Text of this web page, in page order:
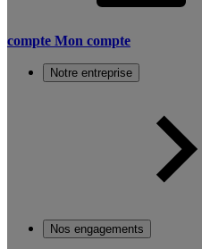
compte Mon compte
Notre entreprise
Nos engagements